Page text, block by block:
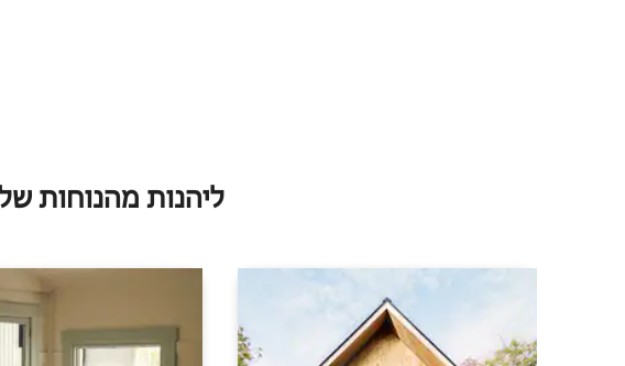
ליהנות מהנוחות